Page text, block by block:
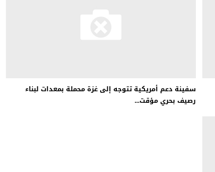
سفينة دعم أمريكية تتوجه إلى غزة محملة بمعدات لبناء
رصيف بحري مؤقت…